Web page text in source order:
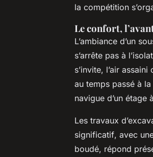
la compétition
Le confort,
L’ambiance d’un
s’arrête pas à
s’invite, l’air
au temps passé à
navigue d’un
Les travaux
significatif, avec
boudé, répond